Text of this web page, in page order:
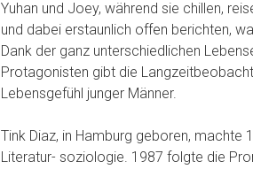
Yuhan und Joey, während sie chillen,
und dabei erstaunlich offen berichten,
Dank der ganz unterschiedlichen
Protagonisten gibt die
Lebensgefühl junger Männer.
Tink Diaz, in Hamburg geboren, machte
Literatur- soziologie. 1987 folgte die